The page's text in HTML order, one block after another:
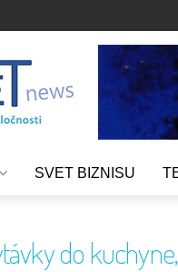
SVET BIZNISU
do